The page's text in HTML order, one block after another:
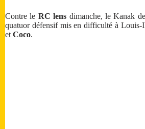
Contre le RC lens dimanche, le Kanak
quatuor défensif mis en difficulté à Louis-
et Coco.